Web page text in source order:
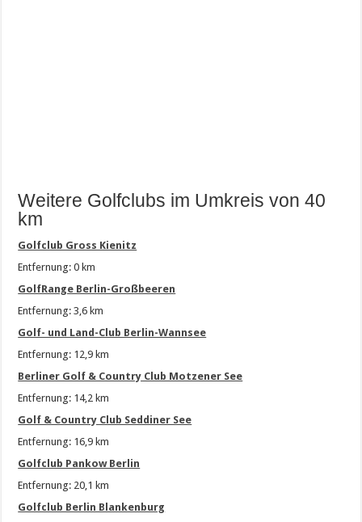
Weitere Golfclubs im Umkreis von 40
km
Golfclub Gross Kienitz
Entfernung: 0 km
GolfRange Berlin-Großbeeren
Entfernung: 3,6 km
Golf- und Land-Club Berlin-Wannsee
Entfernung: 12,9 km
Berliner Golf & Country Club Motzener See
Entfernung: 14,2 km
Golf & Country Club Seddiner See
Entfernung: 16,9 km
Golfclub Pankow Berlin
Entfernung: 20,1 km
Golfclub Berlin Blankenburg